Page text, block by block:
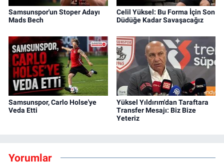
Samsunspor'un Stoper Adayı
Mads Bech
Celil Yüksel: Bu Forma İçin Son
Düdüğe Kadar Savaşacağız
Samsunspor, Carlo Holse'ye
Veda Etti
Yüksel Yıldırım'dan Taraftara
Transfer Mesajı: Biz Bize
Yeteriz
Yorumlar